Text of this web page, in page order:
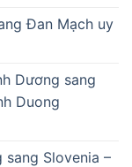
Đan Mạch uy
Dương sang
Duong
Slovenia –